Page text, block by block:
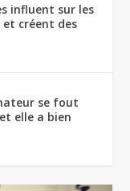
influent sur les
créent des
se fout
elle a bien